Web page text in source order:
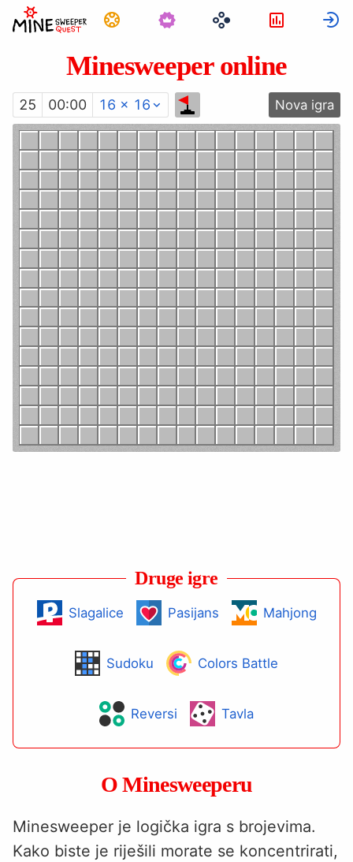
Zadaci Statistika
Minesweeper online
25 00:00 16 × 16
Druge igre
Slagalice Pasijans Mahjong
Sudoku Colors Battle
Reversi Tavla
O Minesweeperu
Minesweeper je logička igra s brojevima.
Kako biste je riješili morate se koncentrirati,